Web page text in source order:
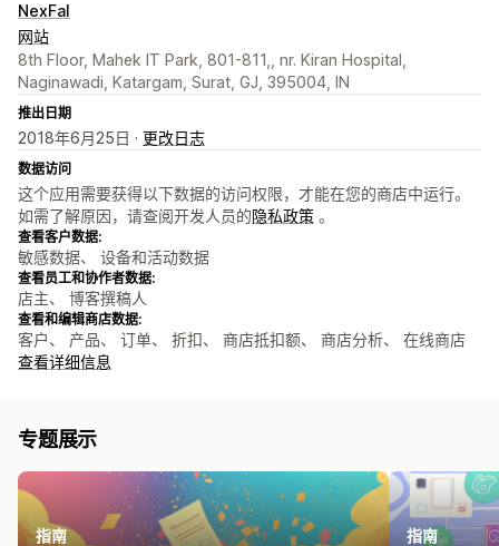
NexFal
网站
8th Floor, Mahek IT Park, 801-811,, nr. Kiran Hospital,
Naginawadi, Katargam, Surat, GJ, 395004, IN
推出日期
2018年6月25日 · 更改日志
数据访问
这个应用需要获得以下数据的访问权限，才能在您的商店中运行。
如需了解原因，请查阅开发人员的隐私政策 。
查看客户数据:
敏感数据、 设备和活动数据
查看员工和协作者数据:
店主、 博客撰稿人
查看和编辑商店数据:
客户、 产品、 订单、 折扣、 商店抵扣额、 商店分析、 在线商店
查看详细信息
专题展示
指南 指南